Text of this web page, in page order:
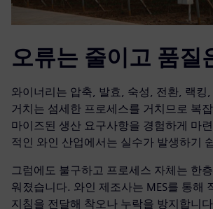
오류는 줄이고 품질
와이너리는 압축, 발효, 숙성, 전환, 랙킹
거치는 섬세한 프로세스를 거치므로 복
마이즈된 생산 요구사항을 경험하게 마
적인 와인 산업에서는 실수가 발생하기
그럼에도 불구하고 프로세스 자체는 한
워졌습니다. 와인 제조사는 MES를 통해
지침을 전달해 착오나 누락을 방지합니